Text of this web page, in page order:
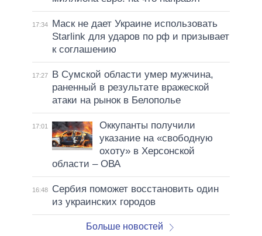
17:34
Маск не дает Украине использовать
Starlink для ударов по рф и призывает
к соглашению
17:27
В Сумской области умер мужчина,
раненный в результате вражеской
атаки на рынок в Белополье
17:01
Оккупанты получили
указание на «свободную
охоту» в Херсонской
области – ОВА
16:48
Сербия поможет восстановить один
из украинских городов
Больше новостей